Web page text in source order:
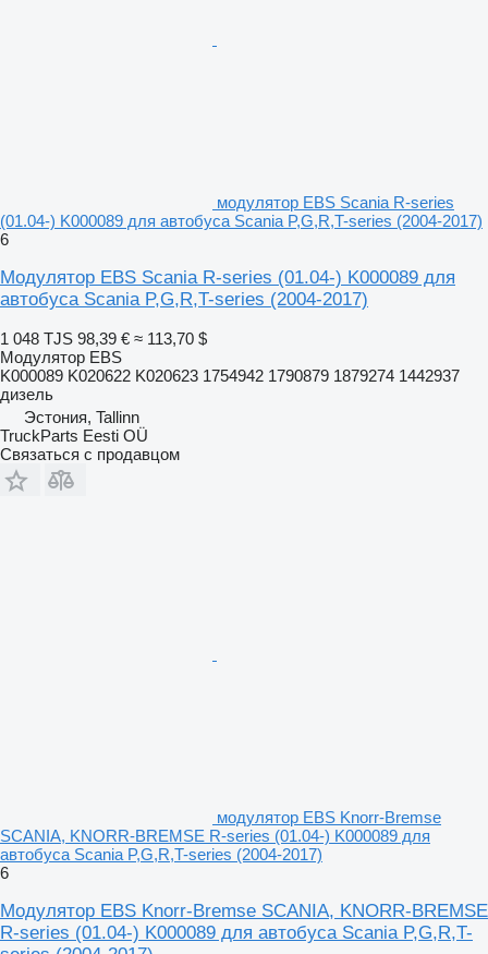
модулятор EBS Scania R-series
(01.04-) K000089 для автобуса Scania P,G,R,T-series (2004-2017)
6
Модулятор EBS Scania R-series (01.04-) K000089 для
автобуса Scania P,G,R,T-series (2004-2017)
1 048 TJS 98,39 € ≈ 113,70 $
Модулятор EBS
K000089 K020622 K020623 1754942 1790879 1879274 1442937
дизель
Эстония, Tallinn
TruckParts Eesti OÜ
Связаться с продавцом
модулятор EBS Knorr-Bremse
SCANIA, KNORR-BREMSE R-series (01.04-) K000089 для
автобуса Scania P,G,R,T-series (2004-2017)
6
Модулятор EBS Knorr-Bremse SCANIA, KNORR-BREMSE
R-series (01.04-) K000089 для автобуса Scania P,G,R,T-